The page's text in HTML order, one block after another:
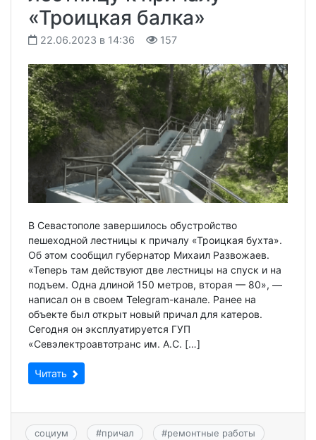
«Троицкая балка»
22.06.2023 в 14:36 157
В Севастополе завершилось обустройство
пешеходной лестницы к причалу «Троицкая бухта».
Об этом сообщил губернатор Михаил Развожаев.
«Теперь там действуют две лестницы на спуск и на
подъем. Одна длиной 150 метров, вторая — 80», —
написал он в своем Telegram-канале. Ранее на
объекте был открыт новый причал для катеров.
Сегодня он эксплуатируется ГУП
«Севэлектроавтотранс им. А.С. […]
Читать
социум #причал #ремонтные работы